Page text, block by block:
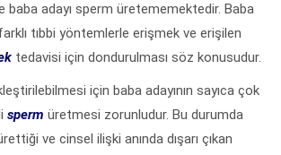
baba adayı sperm üretememektedir. Baba
tıbbi yöntemlerle erişmek ve erişilen
tedavisi için dondurulması söz konusudur.
için baba adayının sayıca çok
sperm üretmesi zorunludur. Bu durumda
ve cinsel ilişki anında dışarı çıkan